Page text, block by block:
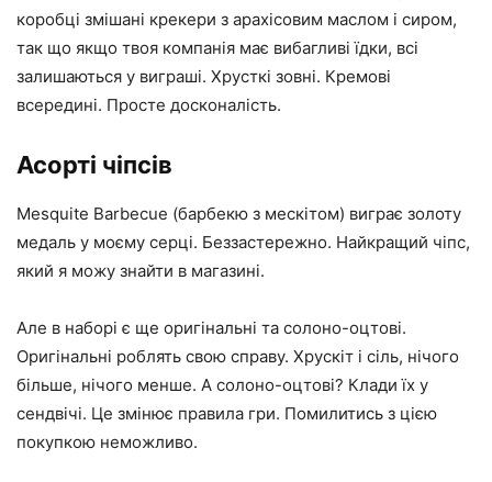
коробці змішані крекери з арахісовим маслом і сиром,
так що якщо твоя компанія має вибагливі їдки, всі
залишаються у виграші. Хрусткі зовні. Кремові
всередині. Просте досконалість.
Асорті чіпсів
Mesquite Barbecue (барбекю з мескітом) виграє золоту
медаль у моєму серці. Беззастережно. Найкращий чіпс,
який я можу знайти в магазині.
Але в наборі є ще оригінальні та солоно-оцтові.
Оригінальні роблять свою справу. Хрускіт і сіль, нічого
більше, нічого менше. А солоно-оцтові? Клади їх у
сендвічі. Це змінює правила гри. Помилитись з цією
покупкою неможливо.